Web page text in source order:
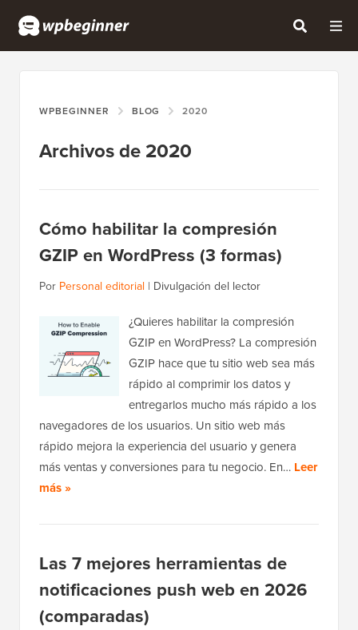
WPBEGINNER BLOG 2020
Archivos de 2020
Cómo habilitar la compresión
GZIP en WordPress (3 formas)
Por Personal editorial | Divulgación del lector
¿Quieres habilitar la compresión
GZIP en WordPress? La compresión
GZIP hace que tu sitio web sea más
rápido al comprimir los datos y
entregarlos mucho más rápido a los
navegadores de los usuarios. Un sitio web más
rápido mejora la experiencia del usuario y genera
más ventas y conversiones para tu negocio. En… Leer
más »
Las 7 mejores herramientas de
notificaciones push web en 2026
(comparadas)